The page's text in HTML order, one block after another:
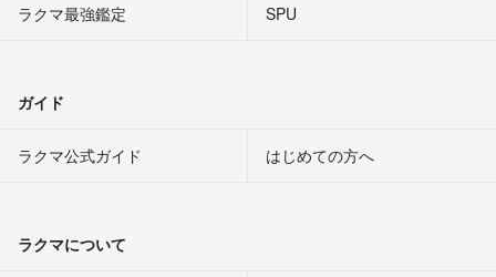
ラクマ最強鑑定
SPU
ガイド
ラクマ公式ガイド はじめての方へ
ラクマについて